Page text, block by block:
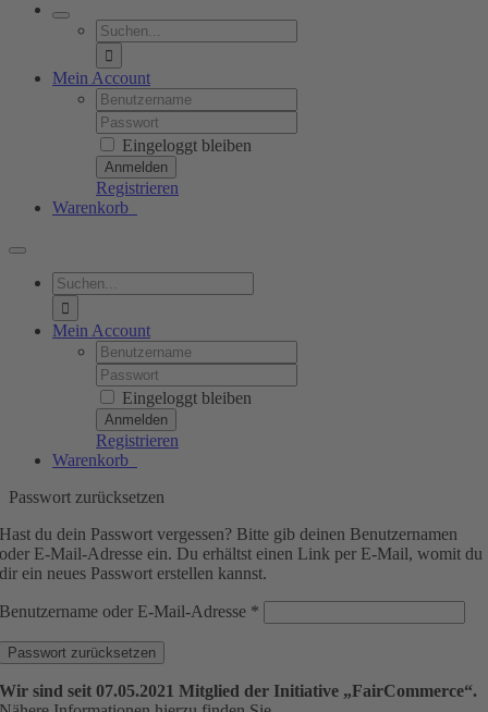
Suche
nach:
Mein Account
Username:
Password:
Eingeloggt bleiben
Registrieren
Warenkorb
Toggle
Navigation
Suche
nach:
Mein Account
Username:
Password:
Eingeloggt bleiben
Registrieren
Warenkorb
Passwort zurücksetzen
Hast du dein Passwort vergessen? Bitte gib deinen Benutzernamen
oder E-Mail-Adresse ein. Du erhältst einen Link per E-Mail, womit du
dir ein neues Passwort erstellen kannst.
Benutzername oder E-Mail-Adresse *
Passwort zurücksetzen
Wir sind seit07.05.2021Mitglied der Initiative „FairCommerce“.